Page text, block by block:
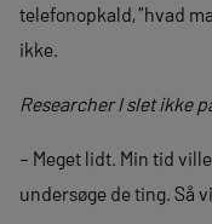
telefonopkald, ”hvad
ikke.
Researcher I slet ikke
– Meget lidt. Min tid
undersøge de ting. Så